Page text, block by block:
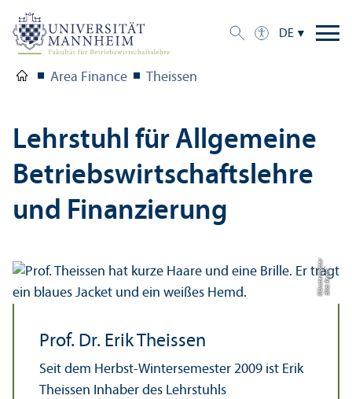
DE
Area Finance Theissen
Lehr­stuhl für Allgemeine
Betriebs­wirtschafts­lehre
und Finanzierung
Bil
d:
X
e
ni
a
M
ü
n
s
t
e
r
k
ö
t
t
e
r
Prof. Dr. Erik Theissen
Seit dem Herbst-Wintersemester 2009 ist Erik
Theissen Inhaber des Lehr­stuhls